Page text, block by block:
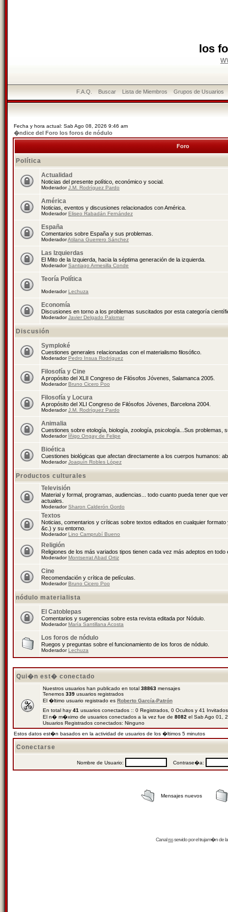
los
F.A.Q. Buscar Lista de Miembros Grupos de Usuarios
Fecha y hora actual: Sab Ago 08, 2026 9:46 am
�ndice del Foro los foros de nódulo
Foro
Política
Actualidad
Noticias del presente político, económico y social.
ModeradorJ.M. Rodríguez Pardo
América
Noticias, eventos y discusiones relacionados con América.
ModeradorEliseo Rabadán Fernández
España
Comentarios sobre España y sus problemas.
ModeradorAtilana Guerrero Sánchez
Las Izquierdas
El Mito de la Izquierda, hacia la séptima generación de la izquierda.
ModeradorSantiago Armesilla Conde
Teoría Política
ModeradorLechuza
Economía
Discusiones en torno a los problemas suscitados por esta categoría
ModeradorJavier Delgado Palomar
Discusión
Symploké
Cuestiones generales relacionadas con el materialismo filosófico.
ModeradorPedro Insua Rodríguez
Filosofía y Cine
A propósito del XLII Congreso de Filósofos Jóvenes, Salamanca 2005.
ModeradorBruno Cicero Poo
Filosofía y Locura
A propósito del XLI Congreso de Filósofos Jóvenes, Barcelona 2004.
ModeradorJ.M. Rodríguez Pardo
Animalia
Cuestiones sobre etología, biología, zoología, psicología...Sus problemas,
Moderador Íñigo Ongay de Felipe
Bioética
Cuestiones biológicas que afectan directamente a los cuerpos humanos:
ModeradorJoaquín Robles López
Productos culturales
Televisión
Material y formal, programas, audiencias... todo cuanto pueda tener que
actuales.
ModeradorSharon Calderón Gordo
Textos
Noticias, comentarios y críticas sobre textos editados en cualquier
&c.) y su entorno.
ModeradorLino Camprubí Bueno
Religión
Religiones de los más variados tipos tienen cada vez más adeptos en todo
ModeradorMontserrat Abad Ortiz
Cine
Recomendación y crítica de películas.
ModeradorBruno Cicero Poo
nódulo materialista
El Catoblepas
Comentarios y sugerencias sobre esta revista editada por Nódulo.
ModeradorMaría Santillana Acosta
Los foros de nódulo
Ruegos y preguntas sobre el funcionamiento de los foros de nódulo.
ModeradorLechuza
Qui�n est� conectado
Nuestros usuarios han publicado en total 38863 mensajes
Tenemos 339 usuarios registrados
El �ltimo usuario registrado es Roberto García-Patrón
En total hay 41 usuarios conectados :: 0 Registrados, 0 Ocultos y 41
El n� m�ximo de usuarios conectados a la vez fue de 8082 el Sab Ago 01,
Usuarios Registrados conectados: Ninguno
Estos datos est�n basados en la actividad de usuarios de los �ltimos 5 minutos
Conectarse
Nombre de Usuario: Contrase�a:
Mensajes nuevos
Canalrssservido por eltrujam�nde